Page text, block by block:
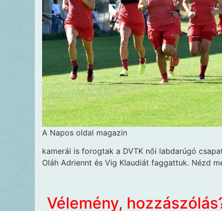
A Napos oldal magazin
kamerái is forogtak a DVTK női labdarúgó
Oláh Adriennt és Vig Klaudiát faggattuk. Nézd
Vélemény,